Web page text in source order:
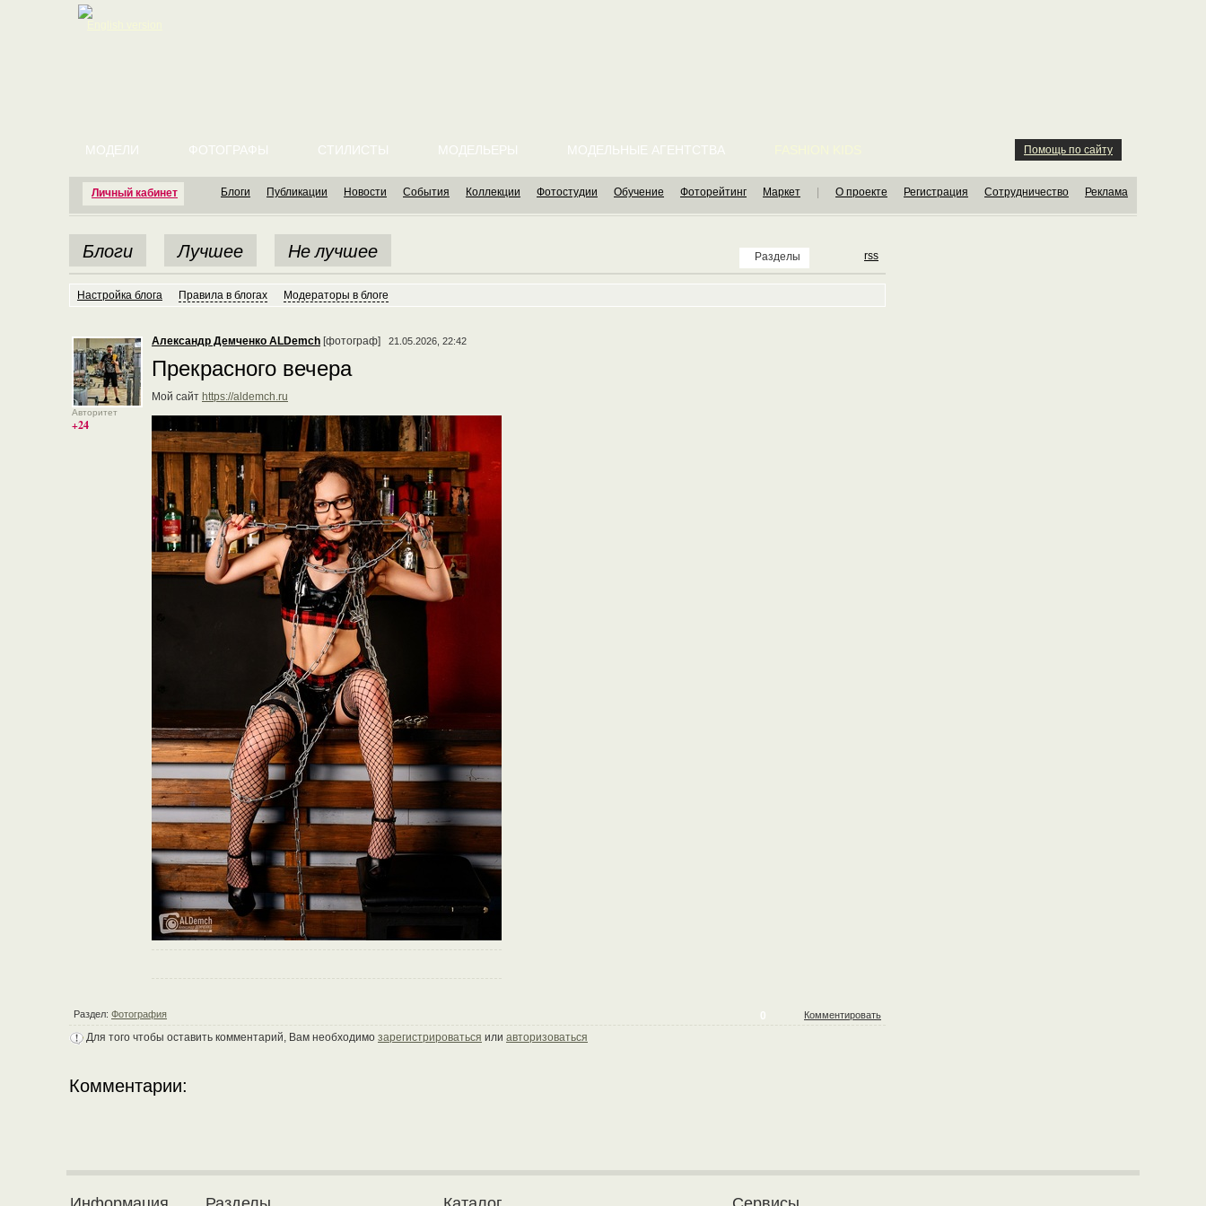
Личный кабинет
МОДЕЛИ ФОТОГРАФЫ СТИЛИСТЫ МОДЕЛЬЕРЫ МОДЕЛЬНЫЕ АГЕНТСТВА Помощь по сайту
Блоги Публикации Новости События Коллекции Фотостудии Обучение Фоторейтинг Маркет О проекте Регистрация Сотрудничество Реклама
Разделы rss
Блоги Лучшее Не лучшее
Настройка блога Правила в блогах Модераторы в блоге
Авторитет
+24
Александр Демченко ALDemch [фотограф] 21.05.2026, 22:42
Прекрасного вечера
Мой сайт https://aldemch.ru
0 Комментировать
Раздел: Фотография
Для того чтобы оставить комментарий, Вам необходимо зарегистрироваться или авторизоваться
Комментарии: